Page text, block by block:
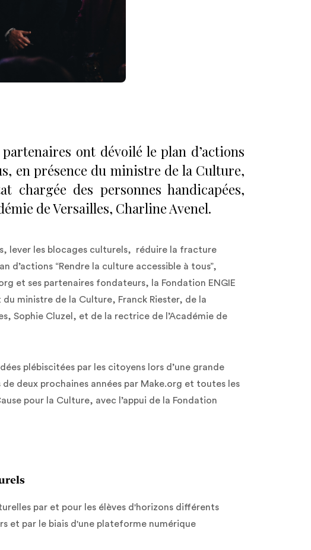
ont dévoilé le plan d’actions
en présence du ministre de la Culture,
chargée des personnes handicapées,
de Versailles, Charline Avenel.
lever les blocages culturels, réduire la fracture
“Rendre la culture accessible à tous”,
et ses partenaires fondateurs, la Fondation ENGIE
ministre de la Culture, Franck Riester, de la
Sophie Cluzel, et de la rectrice de l’Académie de
plébiscitées par les citoyens lors d’une grande
de deux prochaines années par Make.org et toutes les
pour la Culture, avec l’appui de la Fondation
par et pour les élèves d'horizons différents
et par le biais d'une plateforme numérique